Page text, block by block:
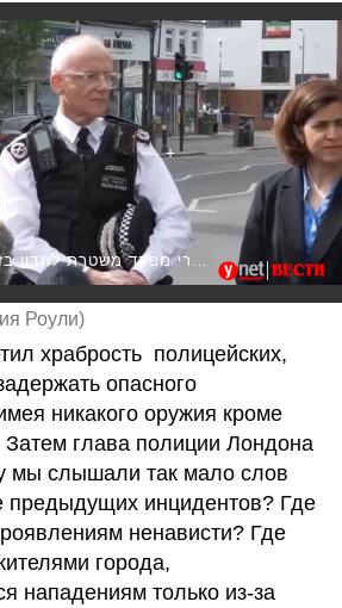
1316552#צעקות "בושה!" במהלך דברי מפקד משטרת לונדון בזירת הפיגוע
Роули)
храбрость  полицейских,
опасного
никакого оружия кроме
Затем глава полиции Лондона
мы слышали так мало слов
предыдущих инцидентов? Где
ненависти? Где
города,
нападениям только из-за